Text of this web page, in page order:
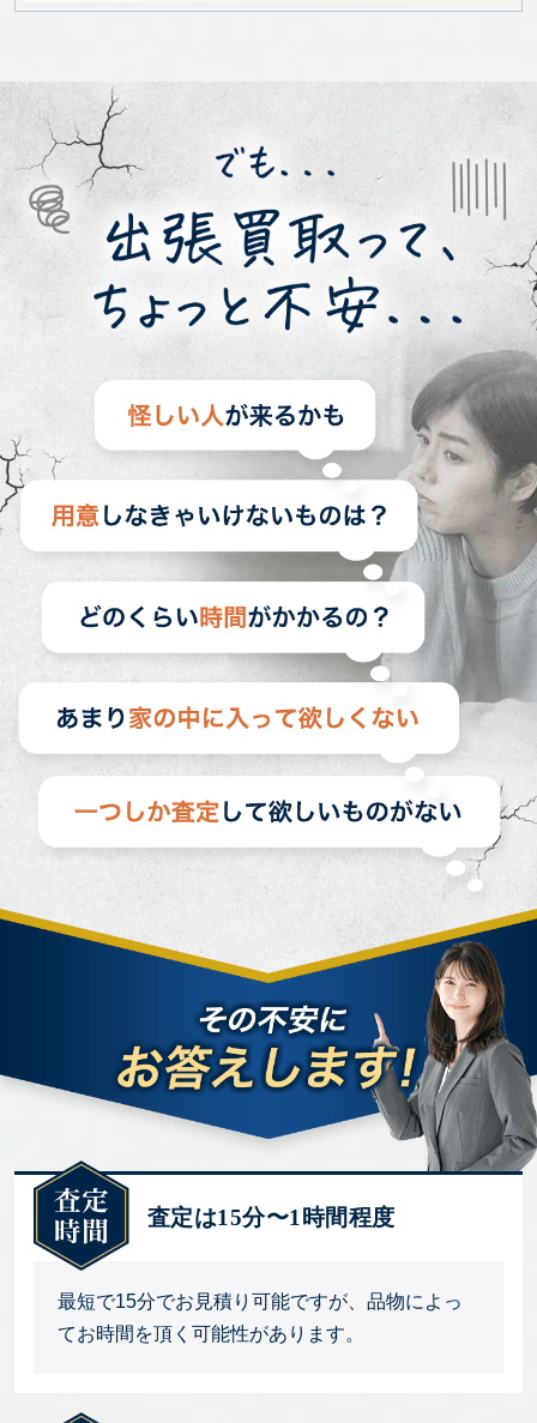
査定は15分〜1時間程度
最短で15分でお見積り可能ですが、品物によっ
てお時間を頂く可能性があります。